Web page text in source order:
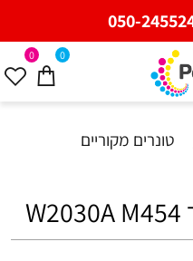
050-
0 0
טונרים מקוריים